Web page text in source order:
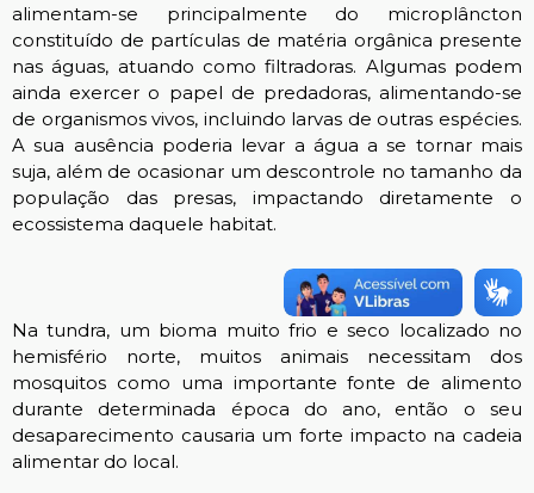
alimentam-se principalmente do microplâncton
constituído de partículas de matéria orgânica presente
nas águas, atuando como filtradoras. Algumas podem
ainda exercer o papel de predadoras, alimentando-se
de organismos vivos, incluindo larvas de outras espécies.
A sua ausência poderia levar a água a se tornar mais
suja, além de ocasionar um descontrole no tamanho da
população das presas, impactando diretamente o
ecossistema daquele habitat.
Na tundra, um bioma muito frio e seco localizado no
hemisfério norte, muitos animais necessitam dos
mosquitos como uma importante fonte de alimento
durante determinada época do ano, então o seu
desaparecimento causaria um forte impacto na cadeia
alimentar do local.